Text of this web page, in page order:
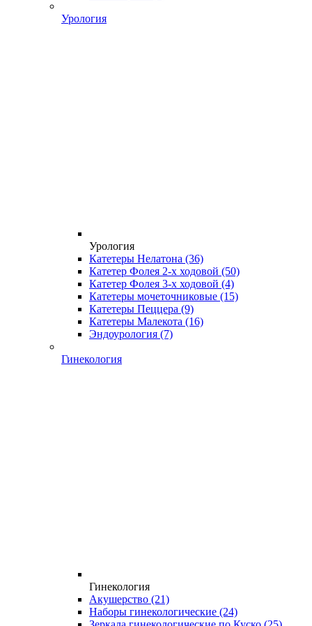
Урология
Урология
Катетеры Нелатона (36)
Катетер Фолея 2-х ходовой (50)
Катетер Фолея 3-х ходовой (4)
Катетеры мочеточниковые (15)
Катетеры Пеццера (9)
Катетеры Малекота (16)
Эндоурология (7)
Гинекология
Гинекология
Акушерство (21)
Наборы гинекологические (24)